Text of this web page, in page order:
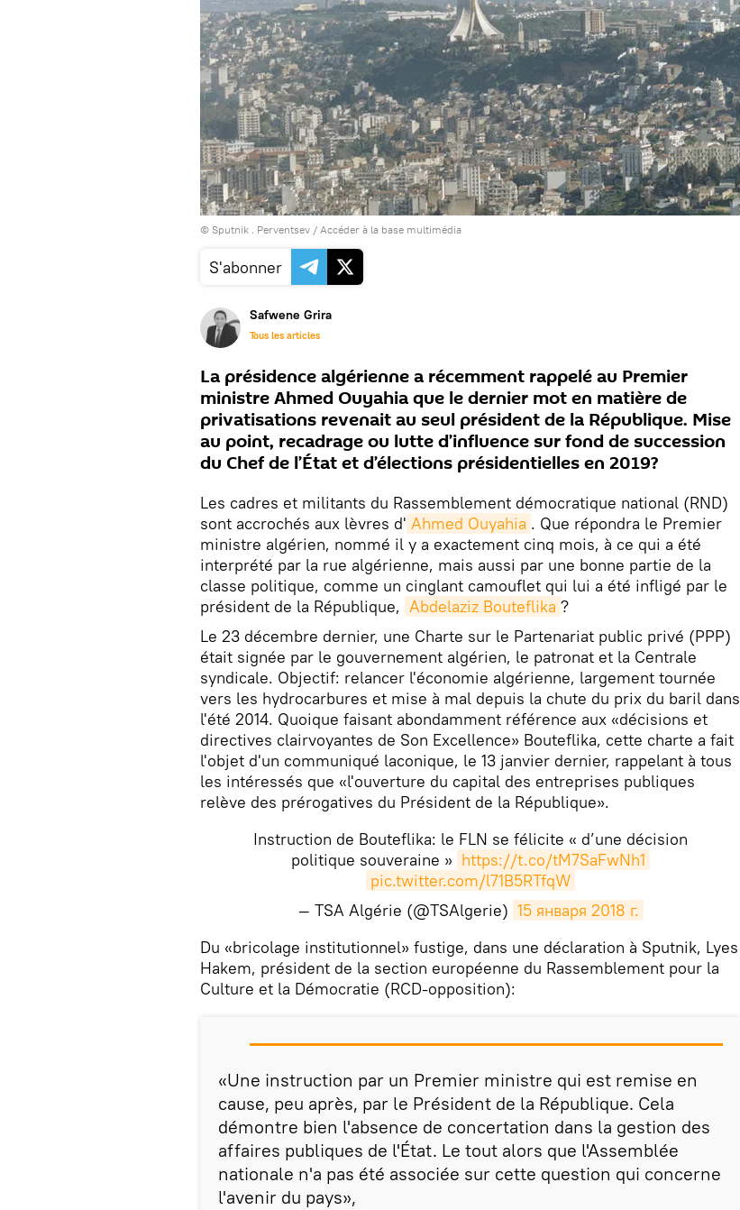
© Sputnik . Perventsev / Accéder à la base multimédia
S'abonner
Safwene Grira
Tous les articles
La présidence algérienne a récemment rappelé au Premier
ministre Ahmed Ouyahia que le dernier mot en matière de
privatisations revenait au seul président de la République. Mise
au point, recadrage ou lutte d’influence sur fond de succession
du Chef de l’État et d’élections présidentielles en 2019?
Les cadres et militants du Rassemblement démocratique national (RND)
sont accrochés aux lèvres d' Ahmed Ouyahia . Que répondra le Premier
ministre algérien, nommé il y a exactement cinq mois, à ce qui a été
interprété par la rue algérienne, mais aussi par une bonne partie de la
classe politique, comme un cinglant camouflet qui lui a été infligé par le
président de la République, Abdelaziz Bouteflika ?
Le 23 décembre dernier, une Charte sur le Partenariat public privé (PPP)
était signée par le gouvernement algérien, le patronat et la Centrale
syndicale. Objectif: relancer l'économie algérienne, largement tournée
vers les hydrocarbures et mise à mal depuis la chute du prix du baril dans
l'été 2014. Quoique faisant abondamment référence aux «décisions et
directives clairvoyantes de Son Excellence» Bouteflika, cette charte a fait
l'objet d'un communiqué laconique, le 13 janvier dernier, rappelant à tous
les intéressés que «l'ouverture du capital des entreprises publiques
relève des prérogatives du Président de la République».
Instruction de Bouteflika: le FLN se félicite « d’une décision
politique souveraine » https://t.co/tM7SaFwNh1
pic.twitter.com/l71B5RTfqW
— TSA Algérie (@TSAlgerie) 15 января 2018 г.
​Du «bricolage institutionnel» fustige, dans une déclaration à Sputnik, Lyes
Hakem, président de la section européenne du Rassemblement pour la
Culture et la Démocratie (RCD-opposition):
«Une instruction par un Premier ministre qui est remise en
cause, peu après, par le Président de la République. Cela
démontre bien l'absence de concertation dans la gestion des
affaires publiques de l'État. Le tout alors que l'Assemblée
nationale n'a pas été associée sur cette question qui concerne
l'avenir du pays»,